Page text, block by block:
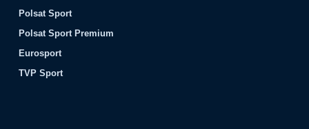
Polsat Sport
Polsat Sport Premium
Eurosport
TVP Sport